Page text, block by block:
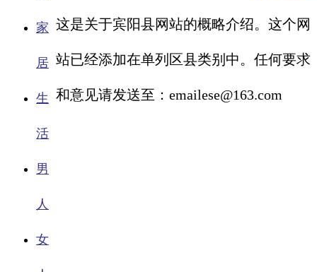
家
居
生
活
男
人
女
这是关于宾阳县网站的概略介绍。这个网
站已经添加在单列区县类别中。任何要求
和意见请发送至：emailese@163.com